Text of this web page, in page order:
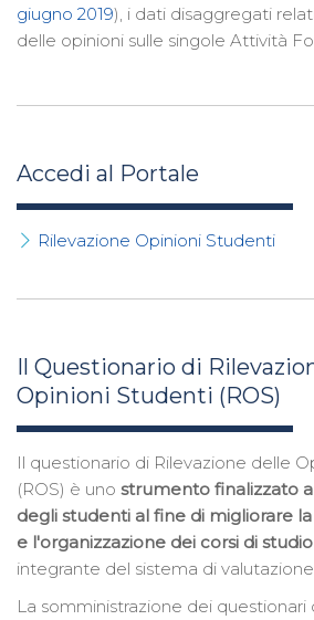
giugno 2019), i dati disaggregati
delle opinioni sulle singole Attività
Accedi al Portale
Rilevazione Opinioni Studenti
Il Questionario di
Opinioni Studenti (ROS)
Il questionario di Rilevazione delle
(ROS) è uno strumento finalizzato
degli studenti al fine di migliorare
e l'organizzazione dei corsi di studio
integrante del sistema di
La somministrazione dei questionari